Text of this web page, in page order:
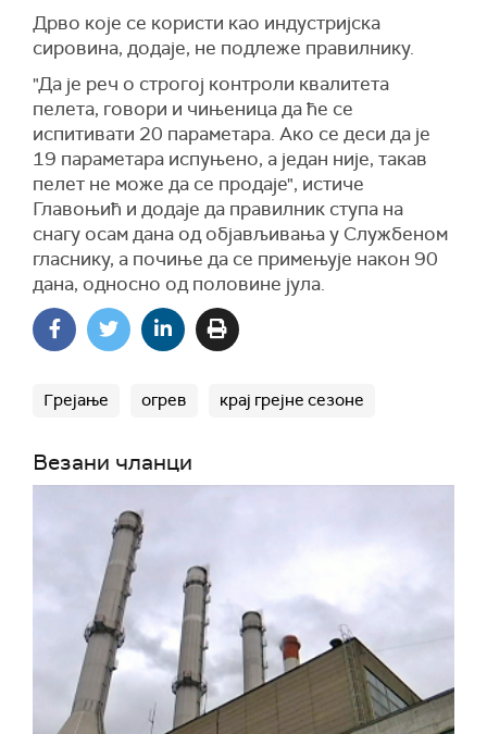
Дрво које се користи као индустријска
сировина, додаје, не подлеже правилнику.
"Да је реч о строгој контроли квалитета
пелета, говори и чињеница да ће се
испитивати 20 параметара. Ако се деси да је
19 параметара испуњено, а један није, такав
пелет не може да се продаје", истиче
Главоњић и додаје да правилник ступа на
снагу осам дана од објављивања у Службеном
гласнику, а почиње да се примењује након 90
дана, односно од половине јула.
Грејање огрев крај грејне сезоне
Везани чланци